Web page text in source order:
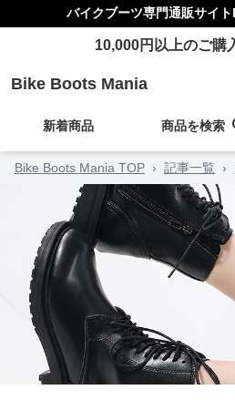
バイクブーツ専門通販サイト
10,000円以上のご購
Bike Boots Mania
新着商品 商品を検索
Bike Boots Mania TOP › 記事一覧 ›